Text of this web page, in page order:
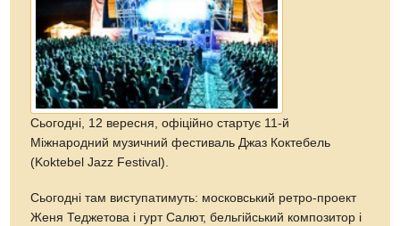
Сьогодні, 12 вересня, офіційно стартує 11-й
Міжнародний музичний фестиваль Джаз Коктебель
(Koktebel Jazz Festival).
Сьогодні там виступатимуть: московський ретро-проект
Женя Теджетова і гурт Салют, бельгійський композитор і